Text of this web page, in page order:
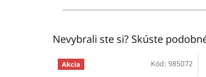
Nevybrali ste si? Skúste
Akcia Kód: 985072